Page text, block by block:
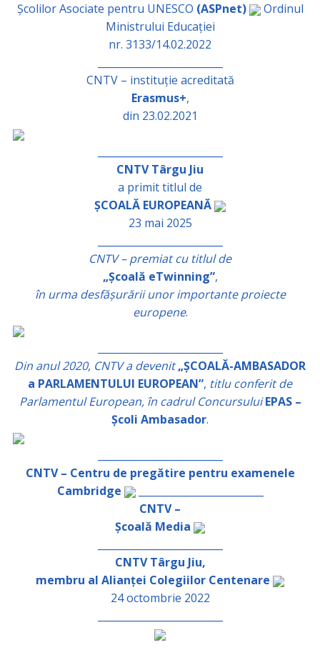
Școlilor Asociate pentru UNESCO (ASPnet)
Ordinul
Ministrului Educației
nr. 3133/14.02.2022
CNTV – instituție acreditată
Erasmus+,
din 23.02.2021
CNTV Târgu Jiu
a primit titlul de
ȘCOALĂ EUROPEANĂ
23 mai 2025
CNTV – premiat cu titlul de
„Școală eTwinning”,
în urma desfășurării unor importante proiecte
europene.
Din anul 2020, CNTV a devenit„ȘCOALĂ-AMBASADOR
a PARLAMENTULUI EUROPEAN”, titlu conferit de
Parlamentul European, în cadrul Concursului EPAS –
Școli Ambasador.
CNTV – Centru de pregătire pentru examenele
Cambridge
_________________________
CNTV –
Școală Media
CNTV Târgu Jiu,
membru al Alianței Colegiilor Centenare
24 octombrie 2022